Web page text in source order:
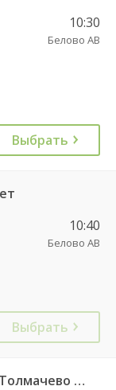
10:30
Белово АВ
Выбрать
10:40
Белово АВ
Выбрать
Новокузнецк АВ — ДКП Аэропорт Толмачево г.Обь-2 9708